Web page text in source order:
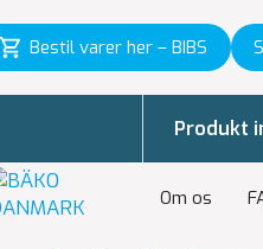
Bestil varer her – BIBS
Om os
Produkt